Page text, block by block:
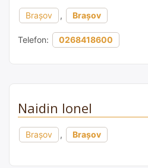
Brașov , Brașov
Telefon: 0268418600
Naidin Ionel
Brașov , Brașov